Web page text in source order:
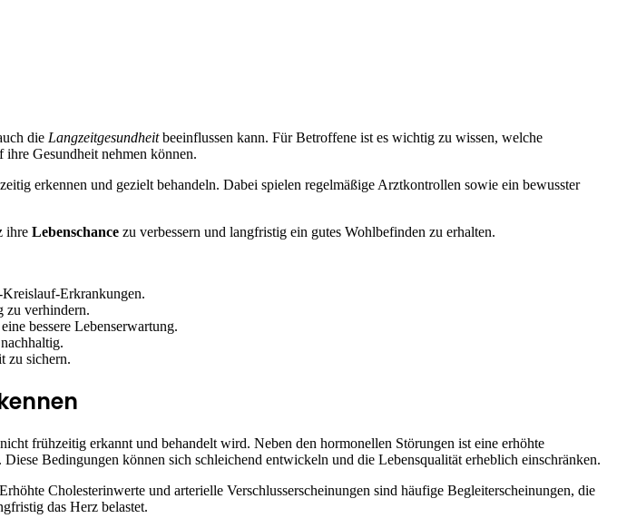
die Langzeitgesundheitbeeinflussen kann. Für Betroffene ist es wichtig zu wissen, welche
Gesundheit nehmen können.
erkennen und gezielt behandeln. Dabei spielen regelmäßige Arztkontrollen sowie ein bewusster
ihre Lebenschance zu verbessern und langfristig ein gutes Wohlbefinden zu erhalten.
Erkrankungen.
zu verhindern.
bessere Lebenserwartung.
zu sichern.
frühzeitig erkannt und behandelt wird. Neben den hormonellen Störungen ist eine erhöhte
Bedingungen können sich schleichend entwickeln und die Lebensqualität erheblich einschränken.
Cholesterinwerte und arterielle Verschlusserscheinungen sind häufige Begleiterscheinungen, die
das Herz belastet.